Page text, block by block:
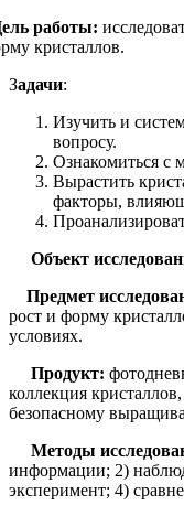
работы:
кристаллов.
Задачи:
Изучить и
вопросу.
Ознакомиться с
Вырастить
факторы,
Объект
Предмет
рост и форму
условиях.
Продукт:
коллекция
безопасному
Методы
информации; 2)
эксперимент; 4)